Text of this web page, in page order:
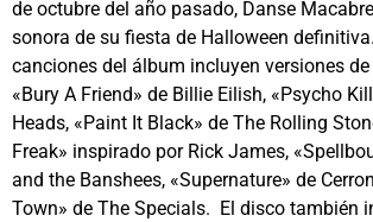
de octubre del año pasado, Danse
sonora de su fiesta de Halloween
canciones del álbum incluyen versiones
«Bury A Friend» de Billie Eilish, «Psycho
Heads, «Paint It Black» de The Rolling
Freak» inspirado por Rick James,
and the Banshees, «Supernature» de
Town» de The Specials. El disco también